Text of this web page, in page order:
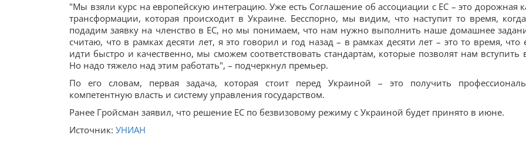
"Мы взяли курс на европейскую интеграцию. Уже есть Соглашение об ассоциации с ЕС – это дорожная
трансформации, которая происходит в Украине. Бесспорно, мы видим, что наступит то время,
подадим заявку на членство в ЕС, но мы понимаем, что нам нужно выполнить наше домашнее
считаю, что в рамках десяти лет, я это говорил и год назад – в рамках десяти лет – это то время, что
идти быстро и качественно, мы сможем соответствовать стандартам, которые позволят нам вступить
Но надо тяжело над этим работать", – подчеркнул премьер.
По его словам, первая задача, которая стоит перед Украиной – это получить
компетентную власть и систему управления государством.
Ранее Гройсман заявил, что решение ЕС по безвизовому режиму с Украиной будет принято в июне.
Источник: УНИАН